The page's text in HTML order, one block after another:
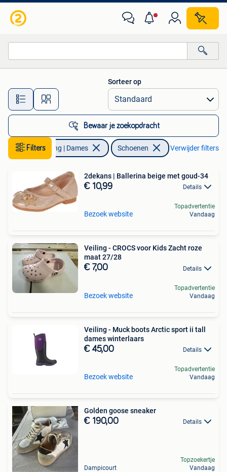
Alle afstanden…
Sorteer op
Bewaar je zoekopdracht
FiltersKleding | Dames Schoenen Verwijder filters
2dekans | Ballerina beige met goud-34
€ 10,99 Details
Bezoek website
Topadvertentie
Vandaag
Veiling - CROCS voor Kids Zacht roze
maat 27/28
€ 7,00 Details
Bezoek website
Topadvertentie
Vandaag
Veiling - Muck boots Arctic sport ii tall
dames winterlaars
€ 45,00 Details
Bezoek website
Topadvertentie
Vandaag
Golden goose sneaker
€ 190,00 Details
Dampicourt
Topzoekertje
Vandaag